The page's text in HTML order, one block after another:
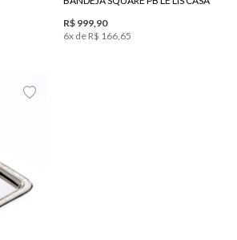
R$ 999 90
6x de R$ 166 65